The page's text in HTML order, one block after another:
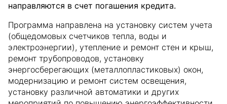
направляются в счет погашения кредита.
Программа направлена на установку систем учета
(общедомовых счетчиков тепла, воды и
электроэнергии), утепление и ремонт стен и крыш,
ремонт трубопроводов, установку
энергосберегающих (металлопластиковых) окон,
модернизацию и ремонт систем освещения,
установку различной автоматики и других